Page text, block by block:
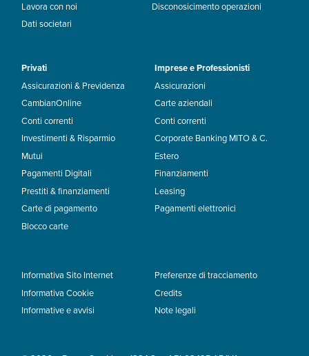
Lavora con noi
Dati societari
Disconosicimento operazioni
Privati
Assicurazioni & Previdenza
CambianOnline
Conti correnti
Investimenti & Risparmio
Mutui
Pagamenti Digitali
Prestiti & finanziamenti
Carte di pagamento
Blocco carte
Imprese e Professionisti
Assicurazioni
Carte aziendali
Conti correnti
Corporate Banking MITO & C.
Estero
Finanziamenti
Leasing
Pagamenti elettronici
Informativa Sito Internet
Informativa Cookie
Informative e avvisi
Preferenze di tracciamento
Credits
Note legali